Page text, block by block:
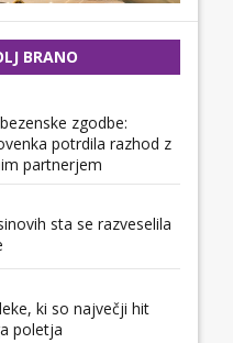
BRANO
zgodbe:
potrdila razhod z
partnerjem
sta se razveselila
ki so največji hit
poletja